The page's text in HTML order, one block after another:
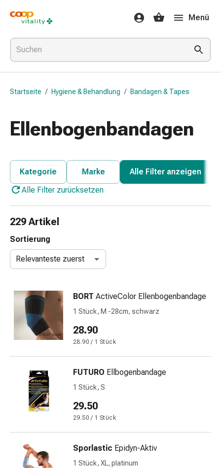
Medikamente
&
Gesundheit
Grippe
&
Erkältung
Grippe-
Medikamente
Bronchitis
Inhalationsgeräte
Schnupfen
Wund-
Elastische
Wundbinden
Kompressen
Fingerverbände
Fixationspflaster
Gazen
Kompressionsbinden
Pflasterbinden,
Tapes
Netzverbände
Menü
Startseite / Hygiene & Behandlung / Bandagen & Tapes
Ellenbogenbandagen
Kategorie Marke
Alle Filter anzeigen
Alle Filter zurücksetzen
229 Artikel
Sortierung
Relevanteste zuerst
BORT ActiveColor Ellenbogenbandage
1 Stück, M -28cm, schwarz
28.90
28.90 / 1 Stück
FUTURO Ellbogenbandage
1 Stück, S
29.50
29.50 / 1 Stück
Sporlastic Epidyn-Aktiv
1 Stück, XL, platinum